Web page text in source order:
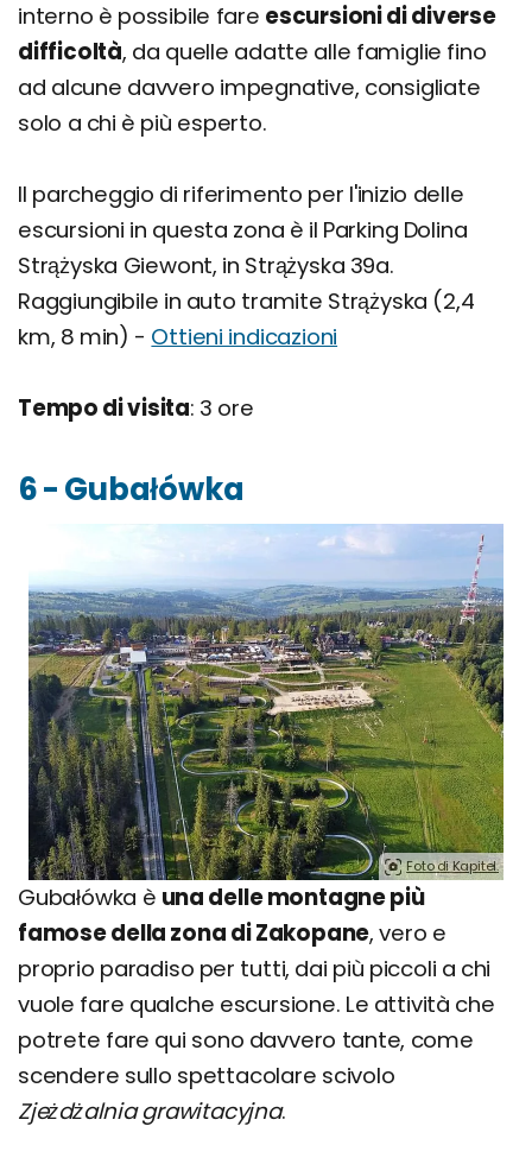
interno è possibile fare escursioni di diverse
difficoltà, da quelle adatte alle famiglie fino
ad alcune davvero impegnative, consigliate
solo a chi è più esperto.
Il parcheggio di riferimento per l'inizio delle
escursioni in questa zona è il Parking Dolina
Strążyska Giewont, in Strążyska 39a.
Raggiungibile in auto tramite Strążyska (2,4
km, 8 min) - Ottieni indicazioni
Tempo di visita: 3 ore
6 - Gubałówka
Foto di Kapitel.
Gubałówka è una delle montagne più
famose della zona di Zakopane, vero e
proprio paradiso per tutti, dai più piccoli a chi
vuole fare qualche escursione. Le attività che
potrete fare qui sono davvero tante, come
scendere sullo spettacolare scivolo
Zjeżdżalnia grawitacyjna.